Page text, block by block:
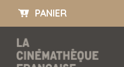
PANIER